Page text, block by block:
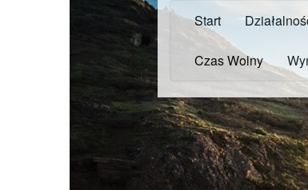
Start
Czas Wolny